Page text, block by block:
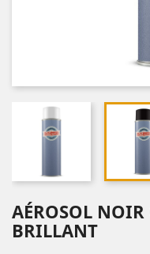
AÉROSOL
BRILLANT